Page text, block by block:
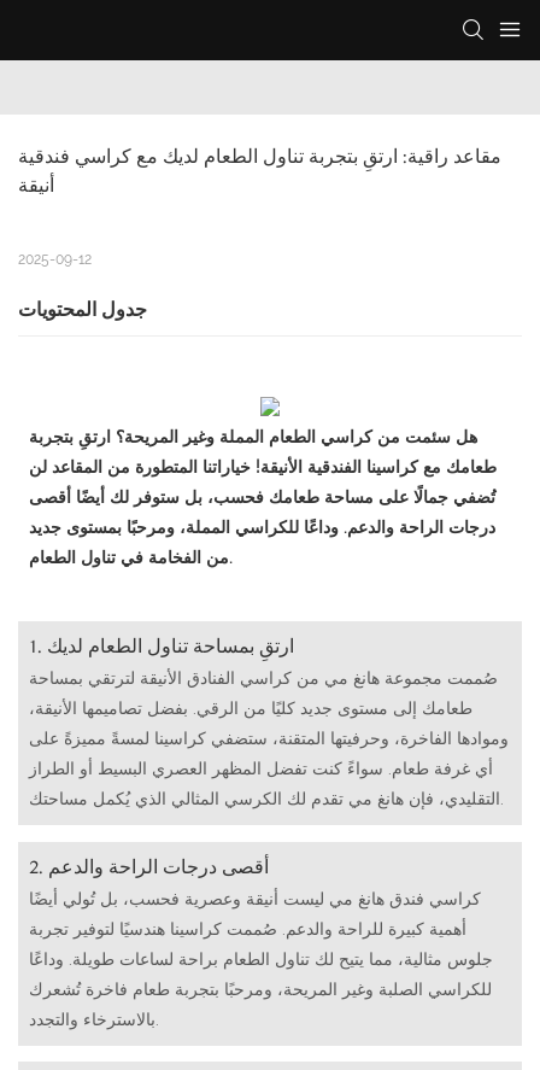
مقاعد راقية: ارتقِ بتجربة تناول الطعام لديك مع كراسي فندقية
أنيقة
2025-09-12
جدول المحتويات
هل سئمت من كراسي الطعام المملة وغير المريحة؟ ارتقِ بتجربة
طعامك مع كراسينا الفندقية الأنيقة! خياراتنا المتطورة من المقاعد لن
تُضفي جمالًا على مساحة طعامك فحسب، بل ستوفر لك أيضًا أقصى
درجات الراحة والدعم. وداعًا للكراسي المملة، ومرحبًا بمستوى جديد
من الفخامة في تناول الطعام.
1. ارتقِ بمساحة تناول الطعام لديك
صُممت مجموعة هانغ مي من كراسي الفنادق الأنيقة لترتقي بمساحة
طعامك إلى مستوى جديد كليًا من الرقي. بفضل تصاميمها الأنيقة،
وموادها الفاخرة، وحرفيتها المتقنة، ستضفي كراسينا لمسةً مميزةً على
أي غرفة طعام. سواءً كنت تفضل المظهر العصري البسيط أو الطراز
2. أقصى درجات الراحة والدعم
كراسي فندق هانغ مي ليست أنيقة وعصرية فحسب، بل تُولي أيضًا
أهمية كبيرة للراحة والدعم. صُممت كراسينا هندسيًا لتوفير تجربة
جلوس مثالية، مما يتيح لك تناول الطعام براحة لساعات طويلة. وداعًا
للكراسي الصلبة وغير المريحة، ومرحبًا بتجربة طعام فاخرة تُشعرك